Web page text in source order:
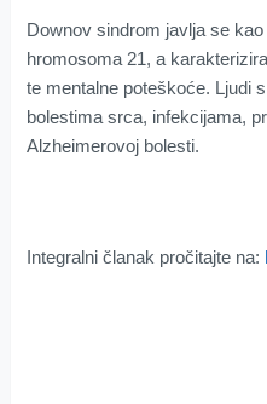
Downov sindrom javlja se
hromosoma 21, a
te mentalne poteškoće. Ljudi
bolestima srca, infekcijama,
Alzheimerovoj bolesti.
Integralni članak pročitajte na: